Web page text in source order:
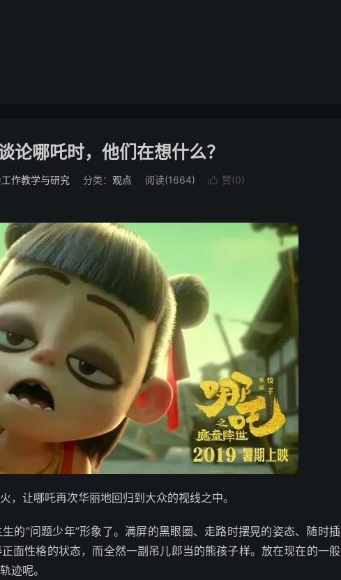
论哪吒时，他们在想什么？
作教学与研究 分类： 观点 阅读(1664)  赞(0)
，让哪吒再次华丽地回归到大众的视线之中。
的“问题少年”形象了。满屏的黑眼圈、走路时摆晃的姿态、随时插
面性格的状态，而全然一副吊儿郎当的熊孩子样。放在现在的一般
迹呢。